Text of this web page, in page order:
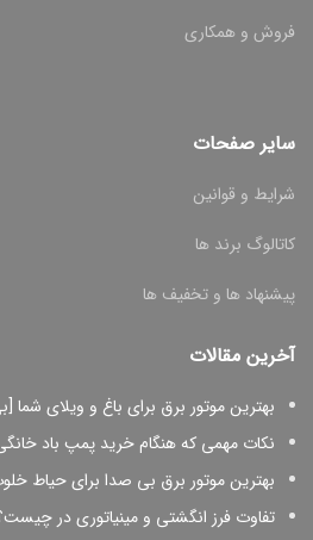
فروش و همکاری
سایر صفحات
شرایط و قوانین
کاتالوگ برند ها
پیشنهاد ها و تخفیف ها
آخرین مقالات
بهترین موتور برق برای باغ و ویلای
نکات مهمی که هنگام خرید پمپ باد خانگی
بهترین موتور برق بی صدا برای حیاط
تفاوت فرز انگشتی و مینیاتوری در